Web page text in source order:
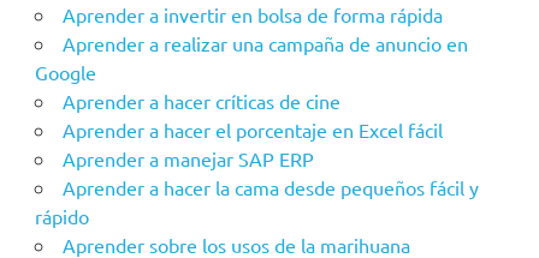
Aprender a invertir en bolsa de forma rápida
Aprender a realizar una campaña de anuncio en
Google
Aprender a hacer críticas de cine
Aprender a hacer el porcentaje en Excel fácil
Aprender a manejar SAP ERP
Aprender a hacer la cama desde pequeños fácil y
rápido
Aprender sobre los usos de la marihuana